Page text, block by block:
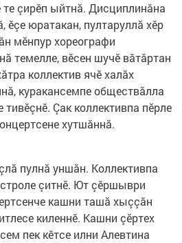
те çирӗп ыйтнă. Дисциплинăна
ӗçе юратакан, пултаруллă хӗр
мӗнпур хореографи
темелле, вӗсен шучӗ вăтăртан
коллектив ячӗ халăх
куракансемпе обществăлла
Çак коллективпа пӗрле
хутшăннă.
пулнă уншăн. Коллективпа
çитнӗ. Ют çӗршыври
кашни ташă хыççăн
киленнӗ. Кашни çӗртех
пек кӗтсе илни Алевтина